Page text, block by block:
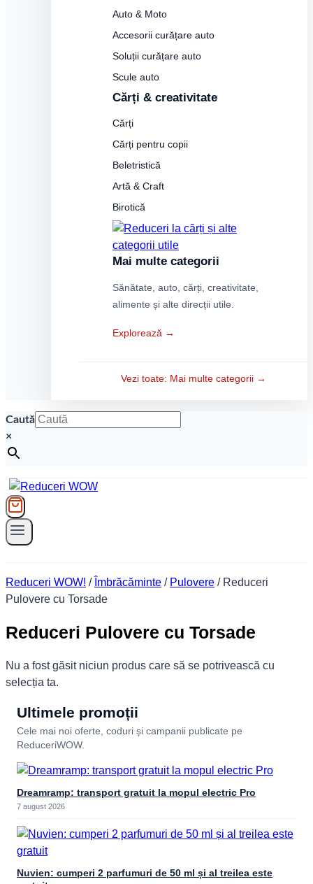
Auto & Moto
Accesorii curățare auto
Soluții curățare auto
Scule auto
Cărți & creativitate
Cărți
Cărți pentru copii
Beletristică
Artă & Craft
Birotică
Mai multe categorii
Sănătate, auto, cărți, creativitate,
alimente și alte direcții utile.
Explorează →
Vezi toate: Mai multe categorii →
Caută
×
Reduceri WOW! / Îmbrăcăminte / Pulovere / Reduceri
Pulovere cu Torsade
Reduceri Pulovere cu Torsade
Nu a fost găsit niciun produs care să se potrivească cu
selecția ta.
Ultimele promoții
Cele mai noi oferte, coduri și campanii publicate pe
ReduceriWOW.
Dreamramp: transport gratuit la mopul electric Pro
7 august 2026
Nuvien: cumperi 2 parfumuri de 50 ml și al treilea este